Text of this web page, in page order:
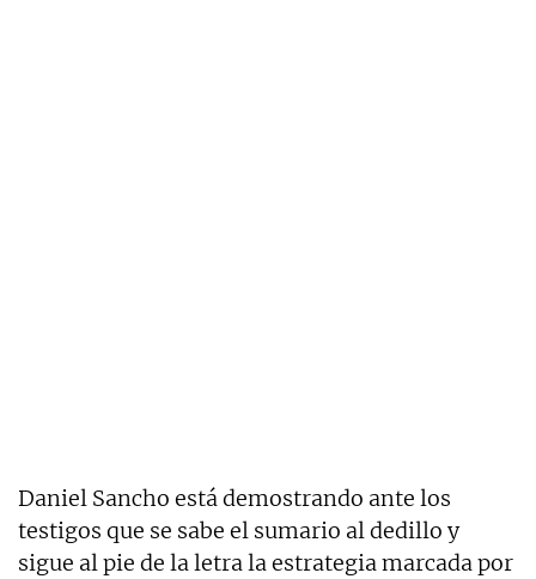
Daniel Sancho está demostrando ante los
testigos que se sabe el sumario al dedillo y
sigue al pie de la letra la estrategia marcada por